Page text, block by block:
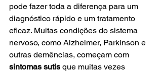
pode fazer toda a diferença para um
diagnóstico rápido e um tratamento
eficaz. Muitas condições do sistema
nervoso, como Alzheimer, Parkinson e
outras demências, começam com
sintomas sutis que muitas vezes